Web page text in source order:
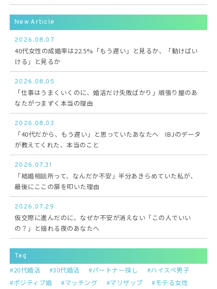
New Article
2026.08.07
40代女性の成婚率は22.5%「もう遅い」と見るか、「動けばい
ける」と見るか
2026.08.05
「仕事はうまくいくのに、婚活だけ失敗ばかり」頑張り屋のあ
なたがつまずく本当の理由
2026.08.03
「40代だから、もう遅い」と思っていたあなたへ IBJのデータ
が教えてくれた、本当のこと
2026.07.31
「結婚相談所って、なんだか不安」半分あきらめていた私が、
最後にここの扉を叩いた理由
2026.07.29
仮交際に進んだのに、なぜか不安が消えない「この人でいい
の？」と揺れる夜のあなたへ
Tag
20代婚活 30代婚活 パートナー探し
ハイスペ男子
ポジティブ婚
マッチング マリザップ
モテる女性